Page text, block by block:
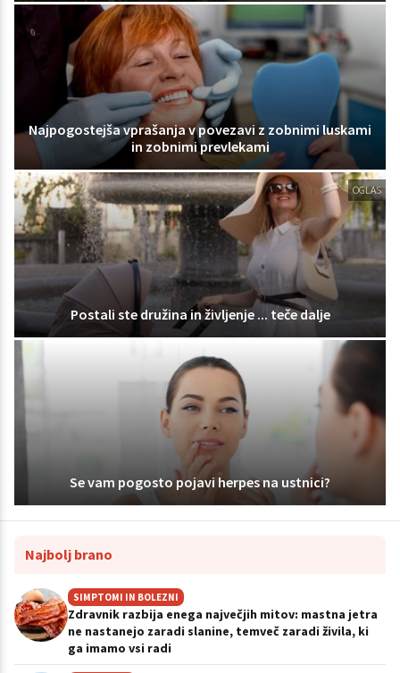
Najpogostejša vprašanja v povezavi z zobnimi luskami
in zobnimi prevlekami
OGLAS
Postali ste družina in življenje ... teče dalje
Se vam pogosto pojavi herpes na ustnici?
Najbolj brano
SIMPTOMI IN BOLEZNI
Zdravnik razbija enega največjih mitov: mastna jetra
ne nastanejo zaradi slanine, temveč zaradi živila, ki
ga imamo vsi radi